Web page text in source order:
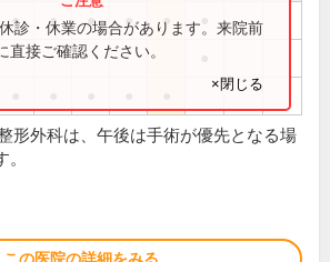
● ● ● ● ●
診・休業の場合があります。来院前
直接ご確認ください。
×閉じる
形外科は、午後は手術が優先となる場